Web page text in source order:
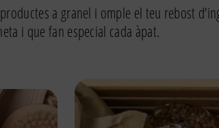
a granel i omple el teu rebost
i que fan especial cada àpat.